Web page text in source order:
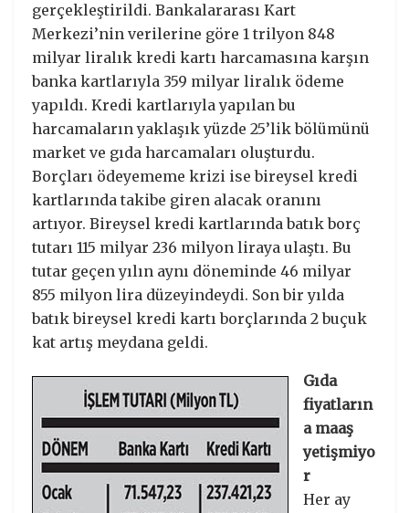
gerçekleştirildi. Bankalararası Kart
Merkezi’nin verilerine göre 1 trilyon 848
milyar liralık kredi kartı harcamasına karşın
banka kartlarıyla 359 milyar liralık ödeme
yapıldı. Kredi kartlarıyla yapılan bu
harcamaların yaklaşık yüzde 25’lik bölümünü
market ve gıda harcamaları oluşturdu.
Borçları ödeyememe krizi ise bireysel kredi
kartlarında takibe giren alacak oranını
artıyor. Bireysel kredi kartlarında batık borç
tutarı 115 milyar 236 milyon liraya ulaştı. Bu
tutar geçen yılın aynı döneminde 46 milyar
855 milyon lira düzeyindeydi. Son bir yılda
batık bireysel kredi kartı borçlarında 2 buçuk
kat artış meydana geldi.
Gıda
fiyatların
a maaş
yetişmiyo
r
Her ay